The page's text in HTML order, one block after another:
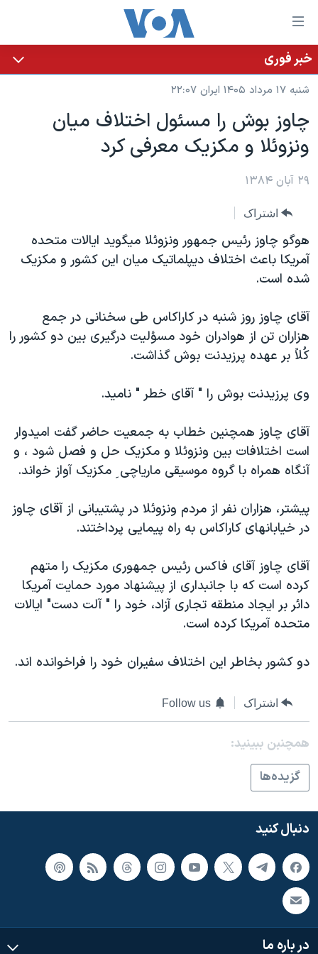
لینکهای
قابل
دسترسی
جهش
محتوای
اصلی
جهش
به
اصلی
جهش
به
جستجو
خانه
نسخه سبک وب‌سایت
موضوع ها
ایران
آمریکا
گزیده‌ها
ویژه برنامه‌ها
فرهنگ و زندگی
حقوق شهروندی
اسرائیل در جنگ
برنامه های تلویزیونی
جدول برنامه ها
صفحه‌های ویژه
عملیات خشم حماسی
۲۵۰سالگی آمریکا
مستندها
انتخابات ریاست جمهوری آمریکا ۲۰۲۴
ورزش زنان در ایران
اعتراضات زن، زندگی، آزادی
تریبونال مردمی آبان ۹۸
دادگاه حمید نوری
چهل سال گروگان‌گیری
قانون شفافیت دارائی کادر رهبری ایران
اعتراضات مردمی آبان ۹۸
نرگس محمدی برنده جایزه نوبل صلح
سفر پرزیدنت ترامپ به چین
فرکانس‌های صدای آمریکا
پخش رادیویی
دنبال کنید
زبانهای مختلف
خبر فوری
شنبه ۱۷ مرداد ۱۴۰۵ ایران ۲۲:۰۷
چاوز بوش را مسئول اختلاف ميان
ونزوئلا و مکزيک معرفی کرد
۲۹ آبان ۱۳۸۴
اشتراک
هوگو چاوز رئیس جمهور ونزوئلا میگوید ایالات متحده
آمریکا باعث اختلاف دیپلماتیک میان این کشور و مکزیک
شده است.
آقای چاوز روز شنبه در کاراکاس طی سخنانی در جمع
هزاران تن از هوادران خود مسؤلیت درگیری بین دو کشور را
کُلاً بر عهده پرزیدنت بوش گذاشت.
وی پرزیدنت بوش را " آقای خطر " نامید.
آقای چاوز همچنین خطاب به جمعیت حاضر گفت امیدوار
است اختلافات بین ونزوئلا و مکزیک حل و فصل شود ، و
آنگاه همراه با گروه موسیقی ماریاچی ِ مکزیک آواز خواند.
پیشتر، هزاران نفر از مردم ونزوئلا در پشتیبانی از آقای چاوز
در خیابانهای کاراکاس به راه پیمایی پرداختند.
آقای چاوز آقای فاکس رئيس جمهوری مکزيک را متهم
کرده است که با جانبداری از پیشنهاد مورد حمایت آمریکا
دائر بر ایجاد منطقه تجاری آزاد، خود را " آلت دست" ایالات
متحده آمریکا کرده است.
دو کشور بخاطر این اختلاف سفیران خود را فراخوانده اند.
اشتراک Follow us
همچنبن ببینید:
گزيده‌ها
دنبال کنید
در باره ما